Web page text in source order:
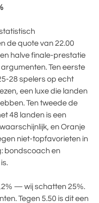
de quote van 22.00
halve finale-prestatie
Ten eerste
28 spelers op echt
een luxe die landen
Ten tweede de
48 landen is een
en Oranje
niet-topfavorieten in
bondscoach en
— wij schatten 25%.
Tegen 5.50 is dit een